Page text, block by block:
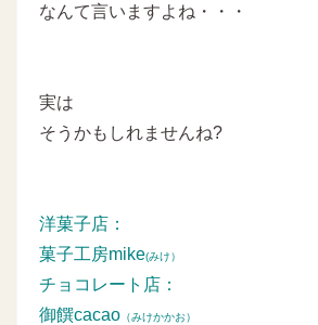
なんて言いますよね・・・
実は
そうかもしれませんね?
洋菓子店：
菓子工房mike(みけ）
チョコレート店：
御饌cacao （みけかかお）